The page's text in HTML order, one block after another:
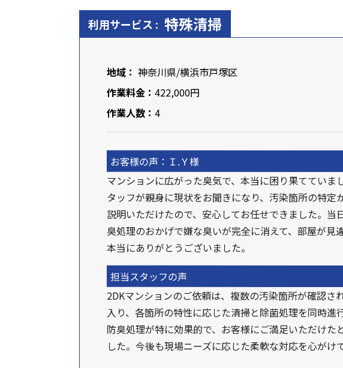
利用サービス : 特殊清掃
地域： 神奈川県/横浜市戸塚区
作業料金： 422,000円
作業人数： 4
お客様の声：Ｉ.Ｙ様
マンションに広がった臭気で、本当に困り果ててい
タッフが親身に現状をお聞きになり、汚染箇所の特
説明いただけたので、安心してお任せできました。
臭処理のおかげで嫌な臭いが完全に消えて、部屋が見
本当にありがとうございました。
担当スタッフの声
2DKマンションのご依頼は、複数の汚染箇所が確認
入り、各箇所の特性に応じた清掃と除菌処理を同時
防臭処理が特に効果的で、お客様にご満足いただけ
した。今後も現場ニーズに応じた柔軟な対応を心がけ